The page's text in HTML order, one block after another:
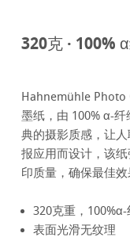
320克 · 100%
Hahnemühle Photo
墨纸，由 100% α-
典的摄影质感，让
报应用而设计，该
印质量，确保最佳效
320克重，
表面光滑无纹理